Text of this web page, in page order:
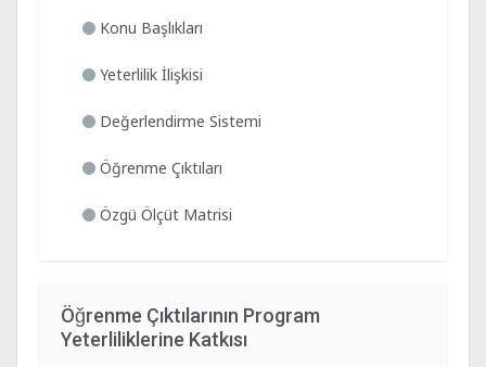
Konu Başlıkları
Yeterlilik İlişkisi
Değerlendirme Sistemi
Öğrenme Çıktıları
Özgü Ölçüt Matrisi
Öğrenme Çıktılarının Program
Yeterliliklerine Katkısı